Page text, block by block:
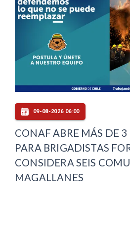
09-08-2026 06:00
CONAF ABRE MÁS DE
PARA BRIGADISTAS
CONSIDERA SEIS
MAGALLANES